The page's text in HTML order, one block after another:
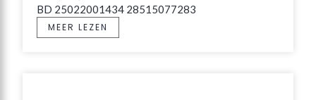
BD 25022001434 28515077283
MEER LEZEN